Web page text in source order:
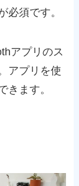
必須です。
アプリのス
アプリを使
きます。